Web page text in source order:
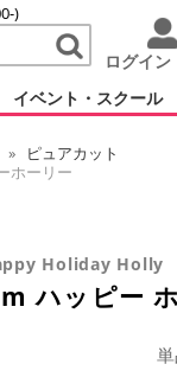
)
ログイン
イベント・スクール
ピュアカット
ホーリー
Holiday Holly
ハッピー